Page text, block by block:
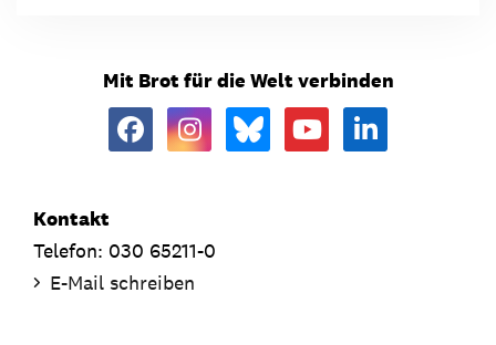
Mit Brot für die Welt verbinden
Kontakt
Telefon: 030 65211-0
E-Mail schreiben